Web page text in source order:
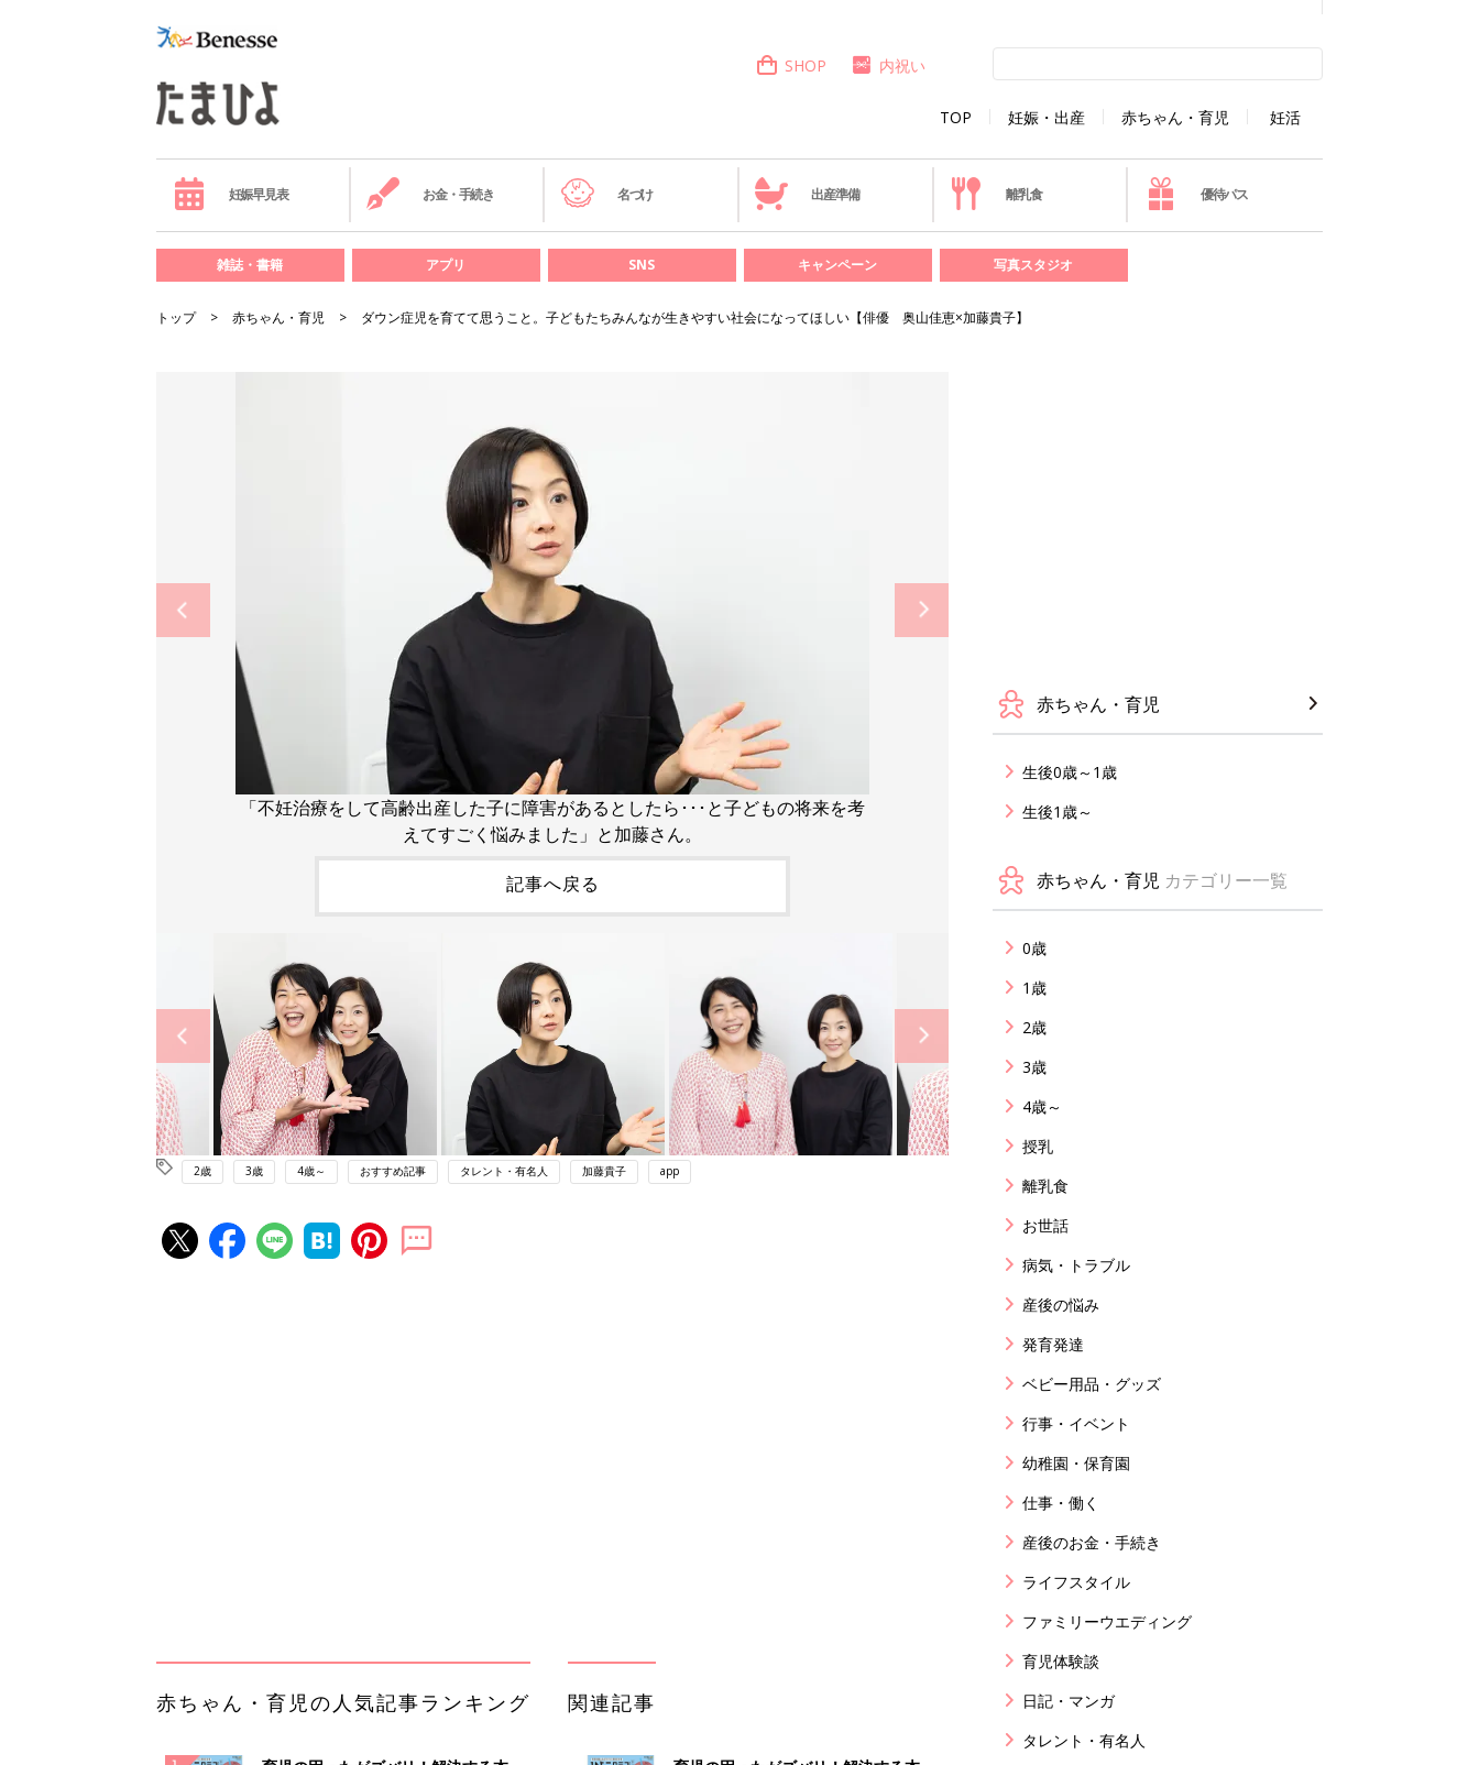
TOP 妊娠・出産 赤ちゃん・育児 妊活
SHOP 内祝い
妊娠早見表 お金・手続き 名づけ 出産準備 離乳食 優待パス
雑誌・書籍 アプリ SNS キャンペーン 写真スタジオ
トップ 赤ちゃん・育児 ダウン症児を育てて思うこと。子どもたちみんなが生きやすい社会になってほしい【俳優 奥山佳恵×加藤貴子】
「不妊治療をして高齢出産した子に障害があるとしたら･･･と子どもの将来を考
えてすごく悩みました」と加藤さん。
記事へ戻る
2歳 3歳 4歳～ おすすめ記事 タレント・有名人 加藤貴子 app
るだけで得する事とは
赤ちゃん・育児
生後0歳～1歳
生後1歳～
赤ちゃん・育児 カテゴリー一覧
0歳
1歳
2歳
3歳
4歳～
授乳
離乳食
お世話
病気・トラブル
産後の悩み
発育発達
ベビー用品・グッズ
行事・イベント
幼稚園・保育園
仕事・働く
産後のお金・手続き
ライフスタイル
ファミリーウエディング
育児体験談
日記・マンガ
タレント・有名人